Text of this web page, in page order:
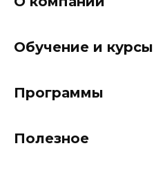
Обучение и курсы
Программы
Полезное